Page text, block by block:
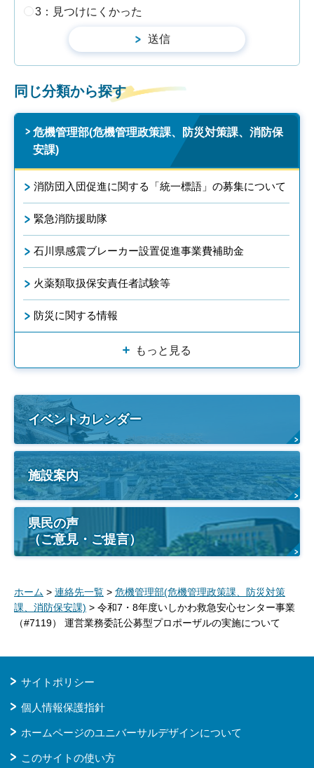
3：見つけにくかった
同じ分類から探す
危機管理部(危機管理政策課、防災対策課、消防保
安課)
消防団入団促進に関する「統一標語」の募集について
緊急消防援助隊
石川県感震ブレーカー設置促進事業費補助金
火薬類取扱保安責任者試験等
防災に関する情報
もっと見る
イベントカレンダー
施設案内
県民の声
（ご意見・ご提言）
ホーム > 連絡先一覧 > 危機管理部(危機管理政策課、防災対策
課、消防保安課) > 令和7・8年度いしかわ救急安心センター事業
（#7119） 運営業務委託公募型プロポーザルの実施について
サイトポリシー
個人情報保護指針
ホームページのユニバーサルデザインについて
このサイトの使い方